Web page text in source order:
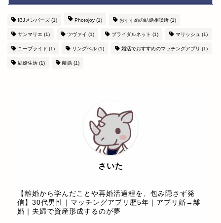
IBJメンバーズ (1) Photojoy (1) おすすめの結婚相談所 (1)
サンマリエ (1) ツヴァイ (1) ブライダルネット (1) マリッシュ (1)
ユーブライド (1) リングベル (1) 婚活でおすすめのマッチングアプリ (1)
結婚生活 (1) 離婚 (1)
さいた
【離婚から学んだことや再婚活過程を、包み隠さず発
信】30代男性｜マッチングアプリ歴5年｜アプリ婚→離
婚｜夫婦で資産形成するのが夢